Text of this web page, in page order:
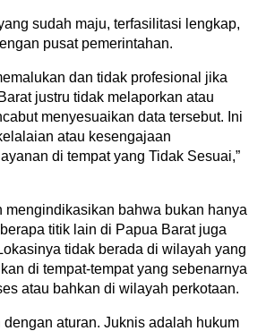
sudah maju, terfasilitasi lengkap,
pusat pemerintahan.
dan tidak profesional jika
justru tidak melaporkan atau
menyesuaikan data tersebut. Ini
atau kesengajaan
di tempat yang Tidak Sesuai,”
mengindikasikan bahwa bukan hanya
titik lain di Papua Barat juga
tidak berada di wilayah yang
di tempat-tempat yang sebenarnya
atau bahkan di wilayah perkotaan.
dengan aturan. Juknis adalah hukum